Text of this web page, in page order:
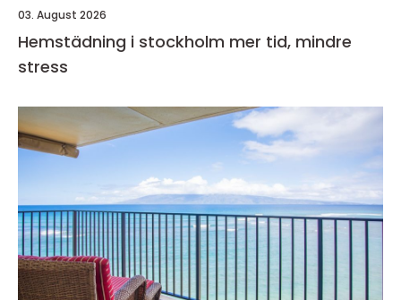
03. August 2026
Hemstädning i stockholm mer tid, mindre
stress